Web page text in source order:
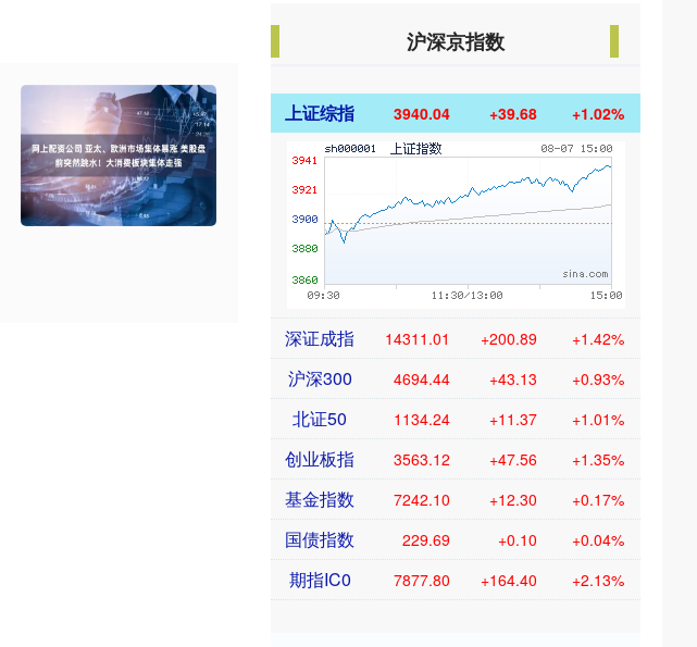
沪深京指数
上证综指 3940.04 +39.68 +1.02%
深证成指 14311.01 +200.89 +1.42%
沪深300 4694.44 +43.13 +0.93%
北证50 1134.24 +11.37 +1.01%
创业板指 3563.12 +47.56 +1.35%
基金指数 7242.10 +12.30 +0.17%
国债指数 229.69 +0.10 +0.04%
期指IC0 7877.80 +164.40 +2.13%